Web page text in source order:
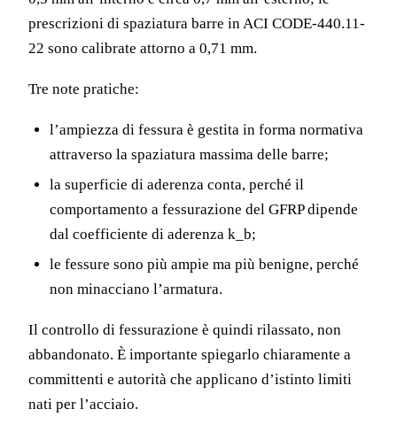
prescrizioni di spaziatura barre in ACI CODE-440.11-
22 sono calibrate attorno a 0,71 mm.
Tre note pratiche:
l’ampiezza di fessura è gestita in forma normativa
attraverso la spaziatura massima delle barre;
la superficie di aderenza conta, perché il
comportamento a fessurazione del GFRP dipende
dal coefficiente di aderenza k_b;
le fessure sono più ampie ma più benigne, perché
non minacciano l’armatura.
Il controllo di fessurazione è quindi rilassato, non
abbandonato. È importante spiegarlo chiaramente a
committenti e autorità che applicano d’istinto limiti
nati per l’acciaio.